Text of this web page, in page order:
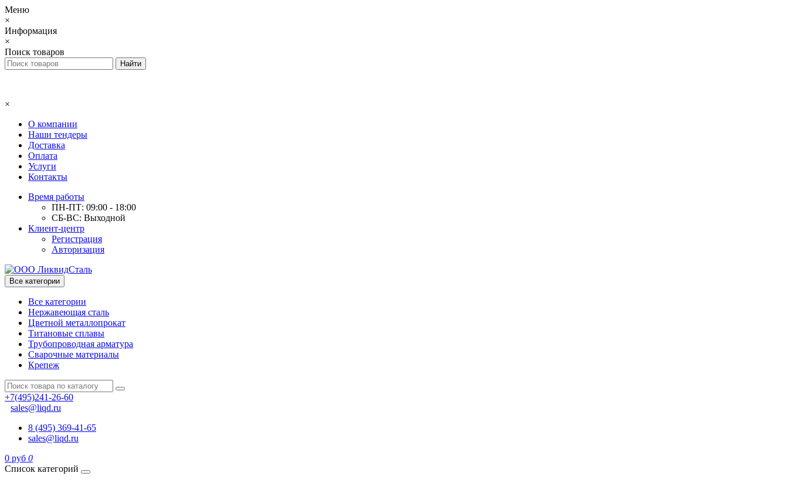
Меню
×
Информация
×
Поиск товаров
×
О компании
Наши тендеры
Доставка
Оплата
Услуги
Контакты
Время работы
ПН-ПТ: 09:00 - 18:00
СБ-ВС: Выходной
Клиент-центр
Регистрация
Авторизация
Все категории
Все категории
Нержавеющая сталь
Цветной металлопрокат
Титановые сплавы
Трубопроводная арматура
Сварочные материалы
Крепеж
+7(495)241-26-60
sales@liqd.ru
8 (495) 369-41-65
sales@liqd.ru
0 руб 0
Список категорий